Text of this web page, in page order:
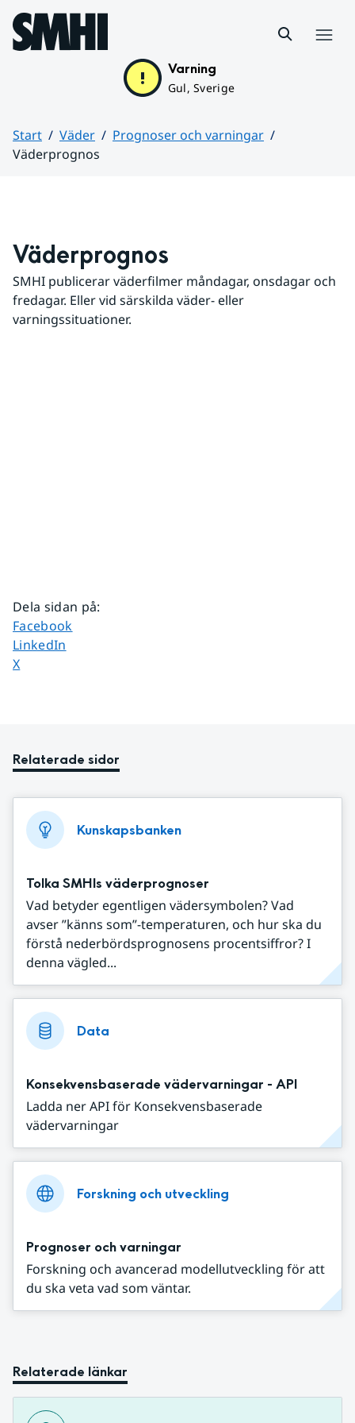
Hoppa till sidans innehåll
Varning
Gul, Sverige
Start Väder
Prognoser och varningar
Väderprognos
Väderprognos
SMHI publicerar väderfilmer måndagar, onsdagar och
fredagar. Eller vid särskilda väder- eller
varningssituationer.
Dela sidan på:
Dela sidan på
Facebook
Dela sidan på
LinkedIn
Dela sidan på
X
Relaterade sidor
Kunskapsbanken
Tolka SMHIs väderprognoser
Vad betyder egentligen vädersymbolen? Vad
avser ”känns som”-temperaturen, och hur ska du
förstå nederbördsprognosens procentsiffror? I
denna vägled...
Data
Konsekvensbaserade vädervarningar - API
Ladda ner API för Konsekvensbaserade
vädervarningar
Forskning och utveckling
Prognoser och varningar
Forskning och avancerad modellutveckling för att
du ska veta vad som väntar.
Relaterade länkar